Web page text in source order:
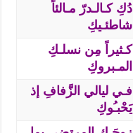
دُكِ كـالـدرّ مـالئاً
شاطئـيكِ
كـثيراً مِن نسلـكِ
المـبروكِ
فـي ليالي الزَّفافِ إذ
يَحْبـُوكِ